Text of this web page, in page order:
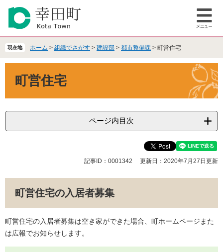
の
頭
ー
飛
本
文
メ
現在地 ホーム > 組織でさがす > 建設部 > 都市整備課 > 町営住宅
町営住宅
ページ内目次
記事ID：0001342 更新日：2020年7月27日更新
町営住宅の入居者募集
町営住宅の入居者募集は空き家ができた場合、町ホームページまた
は広報でお知らせします。